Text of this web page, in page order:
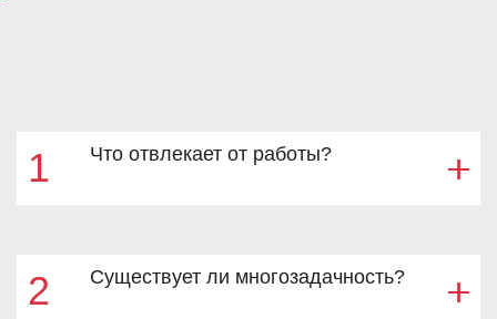
1 Что отвлекает от работы?
2 Существует ли многозадачность?